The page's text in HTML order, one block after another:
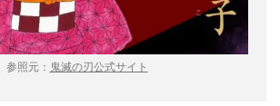
参照元： 鬼滅の刃公式サイト